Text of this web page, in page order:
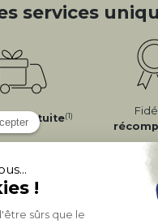
services
Gratuite(1)